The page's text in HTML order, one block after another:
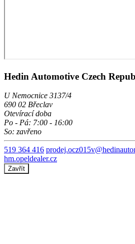
Hedin Automotive Czech
U Nemocnice 3137/4
690 02 Břeclav
Otevírací doba
Po - Pá: 7:00 - 16:00
So: zavřeno
519 364 416
hm.opeldealer.cz
Zavřít